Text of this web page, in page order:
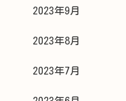
2023年9月
2023年8月
2023年7月